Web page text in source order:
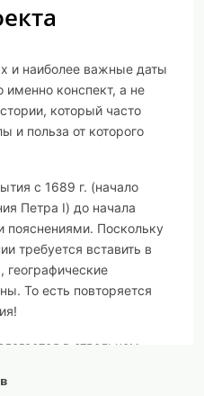
и наиболее важные даты
именно конспект, а не
который часто
и польза от которого
c 1689 г. (начало
Петра I) до начала
пояснениями. Поскольку
требуется вставить в
То есть повторяется
в отдельном
Лист